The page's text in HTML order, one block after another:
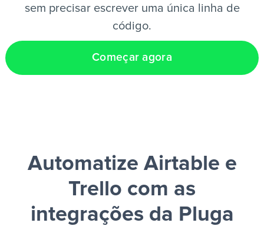
sem precisar escrever uma única linha de
código.
Começar agora
Automatize Airtable e
Trello com as
integrações da Pluga